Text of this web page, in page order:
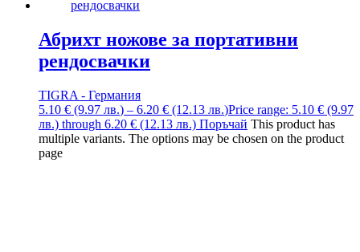
Абрихт ножове за портативни
рендосвачки
TIGRA - Германия
5.10 € (9.97 лв.) – 6.20 € (12.13 лв.)Price range: 5.10 € (9.97
лв.) through 6.20 € (12.13 лв.) Поръчай This product has
multiple variants. The options may be chosen on the product
page